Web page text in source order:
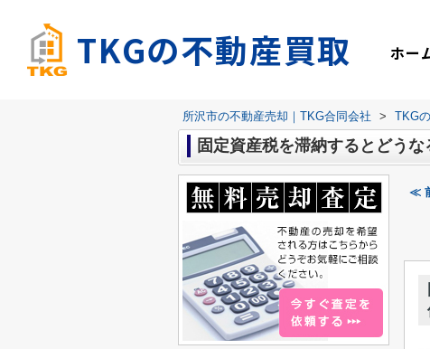
TKGの不動産買取 ホー
所沢市の不動産売却｜TKG合同会社 > TKG
固定資産税を滞納するとどう
≪